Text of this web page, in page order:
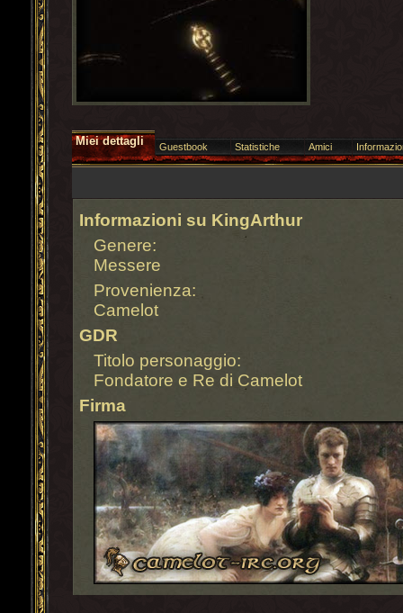
Miei dettagli Guestbook Statistiche Amici
Informazioni su KingArthur
Genere:
Messere
Provenienza:
Camelot
GDR
Titolo personaggio:
Fondatore e Re di Camelot
Firma